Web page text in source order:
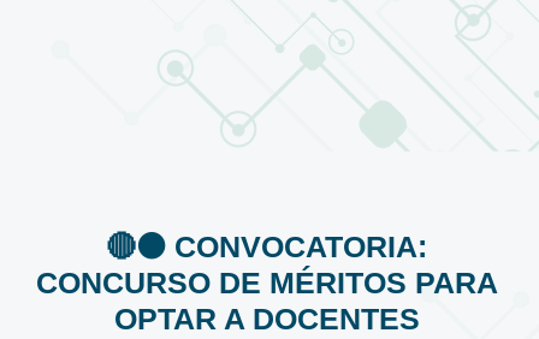
🔴⚫️ CONVOCATORIA:
CONCURSO DE MÉRITOS PARA
OPTAR A DOCENTES